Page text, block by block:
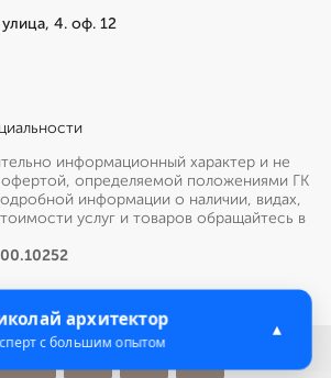
4. оф. 12
информационный характер и не
офертой, определяемой положениями ГК
информации о наличии, видах,
услуг и товаров обращайтесь в
архитектор
с большим опытом
▲